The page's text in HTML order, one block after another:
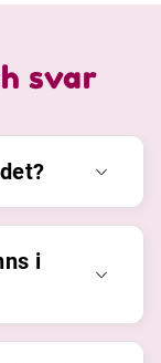
svar
i